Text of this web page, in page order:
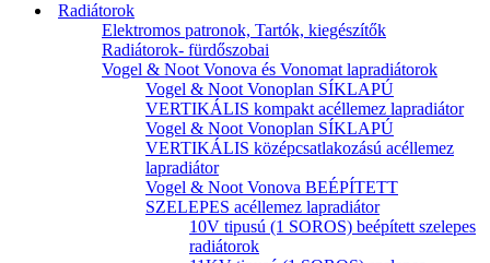
Radiátorok
Elektromos patronok, Tartók, kiegészítők
Radiátorok- fürdőszobai
Vogel & Noot Vonova és Vonomat lapradiátorok
Vogel & Noot Vonoplan SÍKLAPÚ
VERTIKÁLIS kompakt acéllemez lapradiátor
Vogel & Noot Vonoplan SÍKLAPÚ
VERTIKÁLIS középcsatlakozású acéllemez
lapradiátor
Vogel & Noot Vonova BEÉPÍTETT
SZELEPES acéllemez lapradiátor
10V tipusú (1 SOROS) beépített szelepes
radiátorok